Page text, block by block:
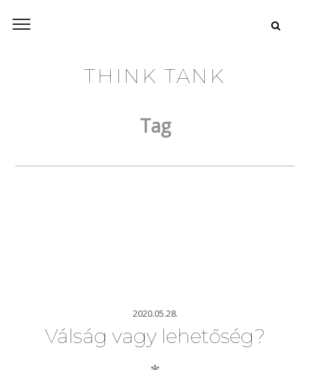
THINK TANK
Tag
2020.05.28.
Válság vagy lehetőség?